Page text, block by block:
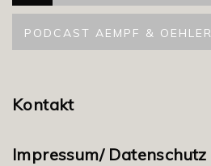
PODCAST AEMPF & OEHLER
Kontakt
Impressum/ Datenschutz